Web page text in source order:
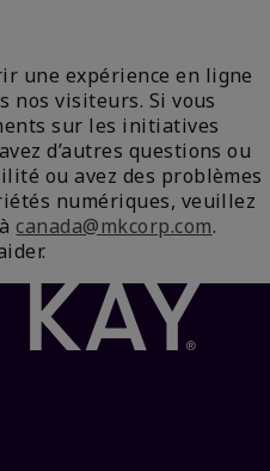
une expérience en ligne
nos visiteurs. Si vous
sur les initiatives
d’autres questions ou
ou avez des problèmes
numériques, veuillez
canada@mkcorp.com.